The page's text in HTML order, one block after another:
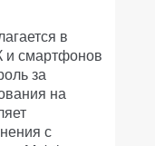
в
и смартфонов
за
на
с